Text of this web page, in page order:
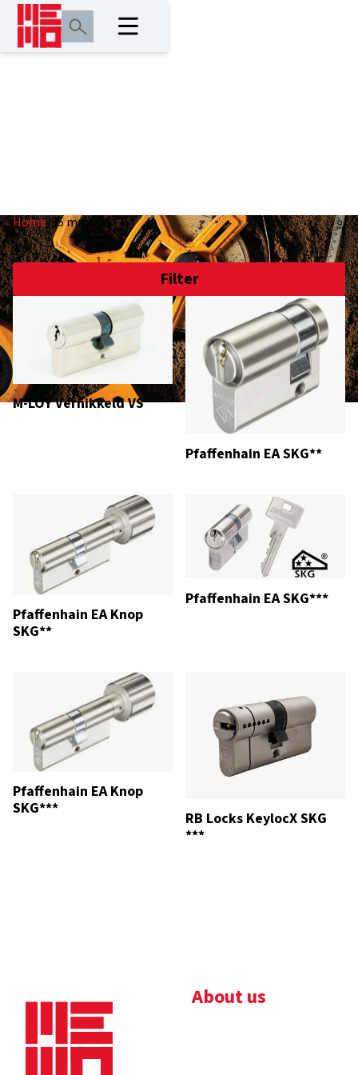
Home/35 mm
Filter
M-LOY Vernikkeld VS
Pfaffenhain EA SKG**
Pfaffenhain EA Knop
SKG**
Pfaffenhain EA SKG***
Pfaffenhain EA Knop
SKG***
RB Locks KeylocX SKG
***
About us